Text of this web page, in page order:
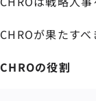
CHROが果たす
CHROの役割